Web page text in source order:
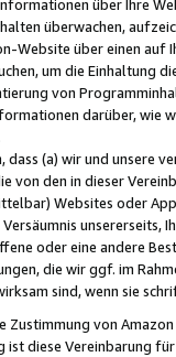
über Ihre
überwachen,
Website über einen
um die Einhaltung
von
darüber, wie
dass (a) wir und
von den in dieser
Websites oder
unsererseits,
oder eine andere
die wir ggf. im
sind, wenn sie
von
ist diese Vereinbarung